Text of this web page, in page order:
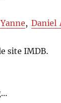
, Daniel
site IMDB.